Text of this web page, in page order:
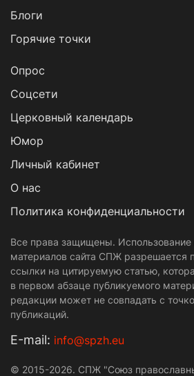
Блоги
Горячие точки
Опрос
Cоцсети
Церковный календарь
Юмор
Личный кабинет
О нас
Политика конфиденциальности
Все права защищены. Использование
материалов сайта СПЖ разрешается
ссылки на цитируемую статью,
в первом абзаце публикуемого
редакции может не совпадать с
публикаций.
Е-mail: info@spzh.eu
© 2015-2026. СПЖ "Союз